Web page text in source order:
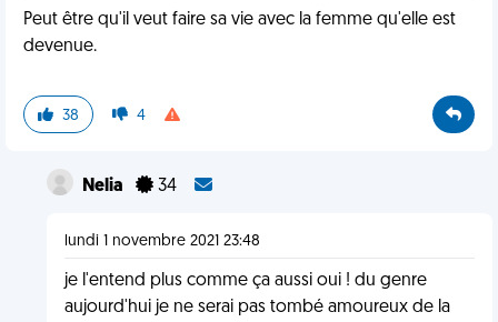
Peut être qu'il veut faire sa vie avec la femme qu'elle est
devenue.
38 4
Nelia 34
lundi 1 novembre 2021 23:48
je l'entend plus comme ça aussi oui ! du genre
aujourd'hui je ne serai pas tombé amoureux de la